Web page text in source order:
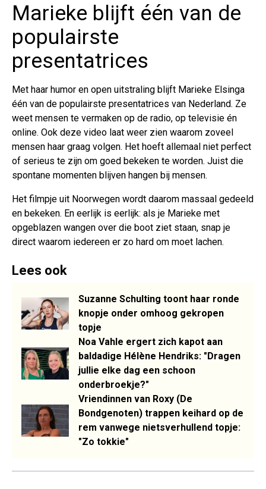
Marieke blijft één van de
populairste
presentatrices
Met haar humor en open uitstraling blijft Marieke Elsinga
één van de populairste presentatrices van Nederland. Ze
weet mensen te vermaken op de radio, op televisie én
online. Ook deze video laat weer zien waarom zoveel
mensen haar graag volgen. Het hoeft allemaal niet perfect
of serieus te zijn om goed bekeken te worden. Juist die
spontane momenten blijven hangen bij mensen.
Het filmpje uit Noorwegen wordt daarom massaal gedeeld
en bekeken. En eerlijk is eerlijk: als je Marieke met
opgeblazen wangen over die boot ziet staan, snap je
direct waarom iedereen er zo hard om moet lachen.
Lees ook
Suzanne Schulting toont haar ronde
knopje onder omhoog gekropen
topje
Noa Vahle ergert zich kapot aan
baldadige Hélène Hendriks: "Dragen
jullie elke dag een schoon
onderbroekje?"
Vriendinnen van Roxy (De
Bondgenoten) trappen keihard op de
rem vanwege nietsverhullend topje:
"Zo tokkie"